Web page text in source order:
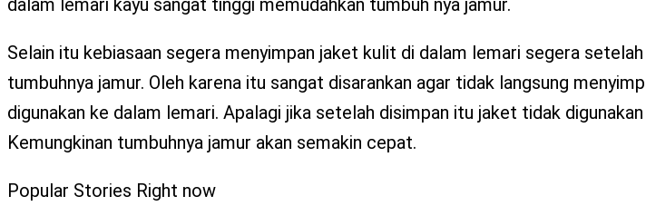
Selain itu kebiasaan segera menyimpan jaket kulit di dalam lemari segera
tumbuhnya jamur. Oleh karena itu sangat disarankan agar tidak langsung
digunakan ke dalam lemari. Apalagi jika setelah disimpan itu jaket tidak
Kemungkinan tumbuhnya jamur akan semakin cepat.
Popular Stories Right now